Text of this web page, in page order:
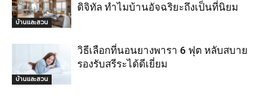
บ้านและสวน
ดิจิทัล ทำไมบ้านอัจฉริยะถึงเป็นที่นิยม
บ้านและสวน
วิธีเลือกที่นอนยางพารา 6 ฟุต หลับสบาย
รองรับสรีระได้ดีเยี่ยม